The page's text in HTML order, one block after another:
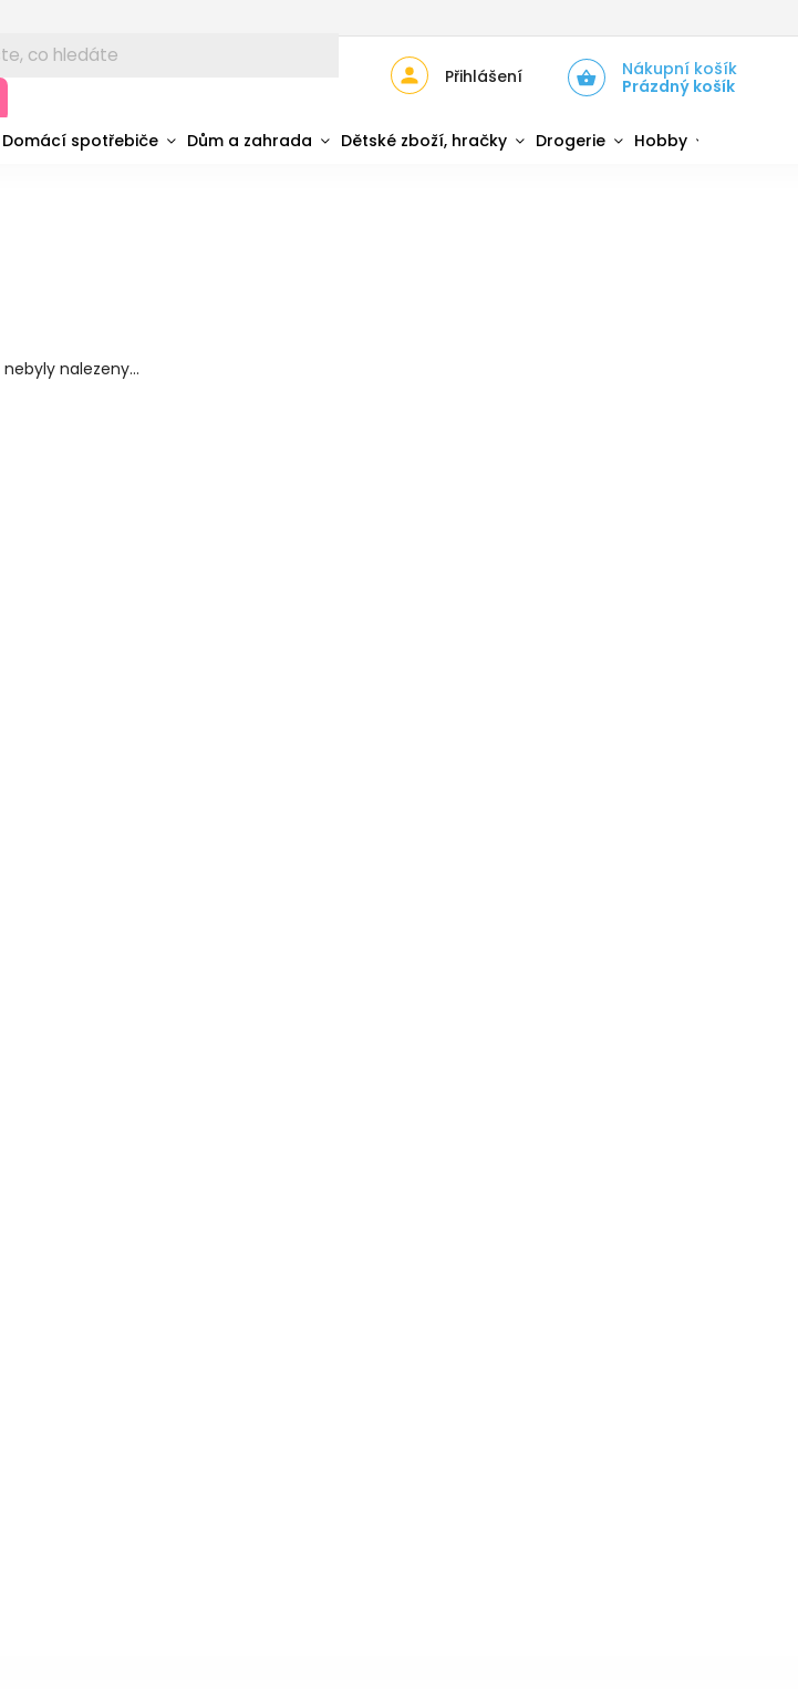
Nákupní košík
Prázdný košík
Přihlášení
Domácí spotřebiče Dům a zahrada Dětské zboží, hračky Drogerie Hobby
nebyly nalezeny...